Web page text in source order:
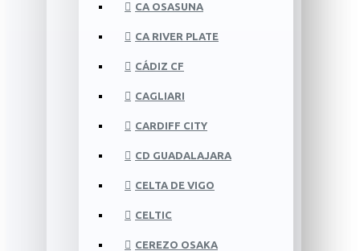
CA OSASUNA
CA RIVER PLATE
CÁDIZ CF
CAGLIARI
CARDIFF CITY
CD GUADALAJARA
CELTA DE VIGO
CELTIC
CEREZO OSAKA